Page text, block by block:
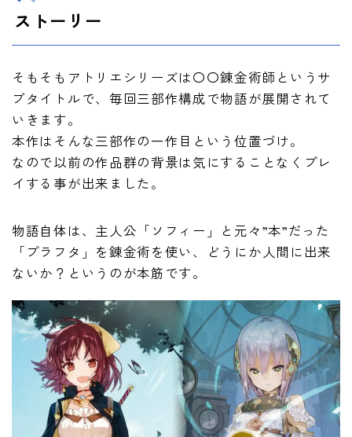
ストーリー
そもそもアトリエシリーズは〇〇錬金術師というサ
ブタイトルで、毎回三部作構成で物語が展開されて
いきます。
本作はそんな三部作の一作目という位置づけ。
なので以前の作品群の背景は気にすることなくプレ
イする事が出来ました。
物語自体は、主人公「ソフィー」と元々”本”だった
「プラフタ」を錬金術を使い、どうにか人間に出来
ないか？というのが本筋です。